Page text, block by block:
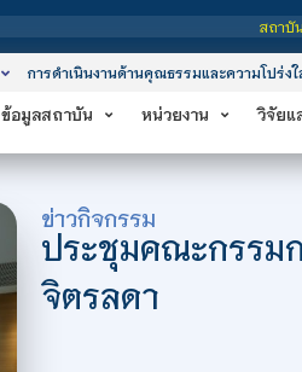
สถาบันเทคโนโลยีจิ
การดำเนินงานด้านคุณธรรมและความโปร่งใ
ข้อมูลสถาบัน หน่วยงาน วิจัยแ
ข่าวกิจกรรม
ประชุมคณะกรรม
จิตรลดา